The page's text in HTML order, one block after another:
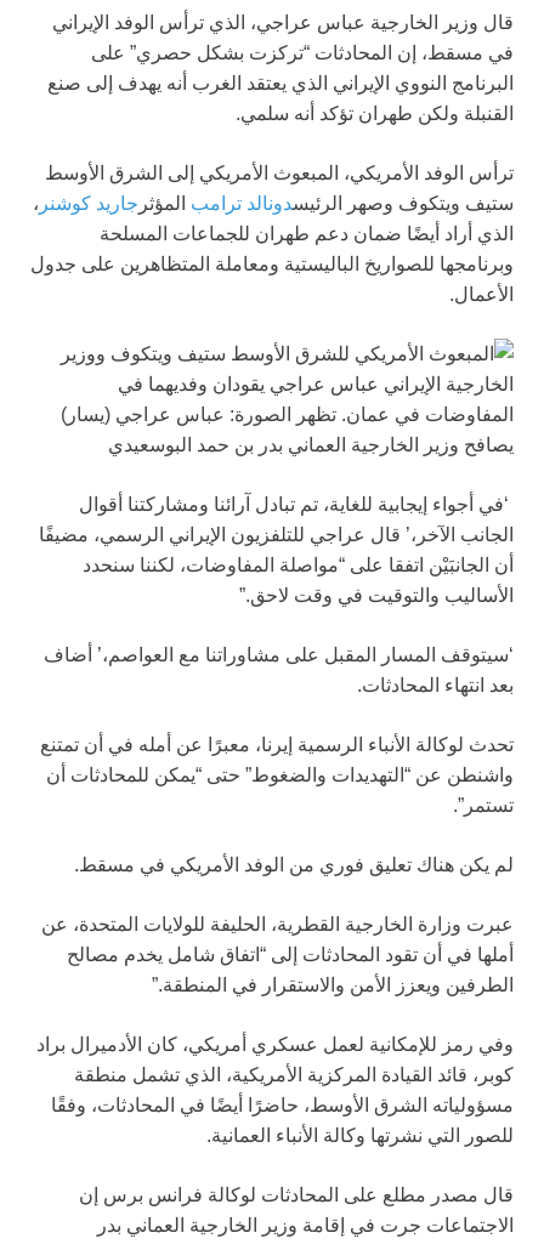
قال وزير الخارجية عباس عراجي، الذي ترأس الوفد الإيراني
في مسقط، إن المحادثات “تركزت بشكل حصري” على
البرنامج النووي الإيراني الذي يعتقد الغرب أنه يهدف إلى صنع
القنبلة ولكن طهران تؤكد أنه سلمي.
ترأس الوفد الأمريكي، المبعوث الأمريكي إلى الشرق الأوسط
ستيف ويتكوف وصهر الرئيسدونالد ترامب المؤثر جاريد كوشنر ،
الذي أراد أيضًا ضمان دعم طهران للجماعات المسلحة
وبرنامجها للصواريخ الباليستية ومعاملة المتظاهرين على جدول
الأعمال.
‘في أجواء إيجابية للغاية، تم تبادل آرائنا ومشاركتنا أقوال
الجانب الآخر،’ قال عراجي للتلفزيون الإيراني الرسمي، مضيفًا
أن الجانبَيْن اتفقا على “مواصلة المفاوضات، لكننا سنحدد
الأساليب والتوقيت في وقت لاحق.”
‘سيتوقف المسار المقبل على مشاوراتنا مع العواصم،’ أضاف
بعد انتهاء المحادثات.
تحدث لوكالة الأنباء الرسمية إيرنا، معبرًا عن أمله في أن تمتنع
واشنطن عن “التهديدات والضغوط” حتى “يمكن للمحادثات أن
تستمر”.
لم يكن هناك تعليق فوري من الوفد الأمريكي في مسقط.
عبرت وزارة الخارجية القطرية، الحليفة للولايات المتحدة، عن
أملها في أن تقود المحادثات إلى “اتفاق شامل يخدم مصالح
الطرفين ويعزز الأمن والاستقرار في المنطقة.”
وفي رمز للإمكانية لعمل عسكري أمريكي، كان الأدميرال براد
كوبر، قائد القيادة المركزية الأمريكية، الذي تشمل منطقة
مسؤولياته الشرق الأوسط، حاضرًا أيضًا في المحادثات، وفقًا
للصور التي نشرتها وكالة الأنباء العمانية.
قال مصدر مطلع على المحادثات لوكالة فرانس برس إن
الاجتماعات جرت في إقامة وزير الخارجية العماني بدر